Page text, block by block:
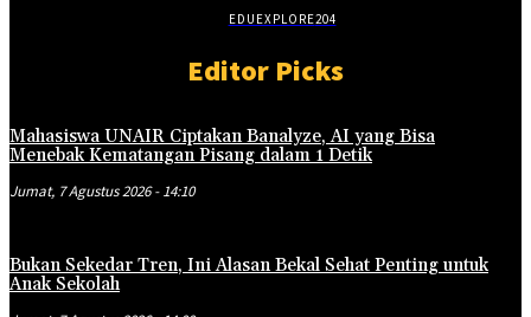
EDUEXPLORE204
Editor Picks
Mahasiswa UNAIR Ciptakan Banalyze, AI yang Bisa
Menebak Kematangan Pisang dalam 1 Detik
Jumat, 7 Agustus 2026 - 14:10
Bukan Sekedar Tren, Ini Alasan Bekal Sehat Penting untuk
Anak Sekolah